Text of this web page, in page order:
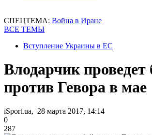
СПЕЦТЕМА: Война в Иране
ВСЕ ТЕМЫ
Вступление Украины в ЕС
Влодарчик проведет
против Гевора в мае
iSport.ua, 28 марта 2017, 14:14
0
287